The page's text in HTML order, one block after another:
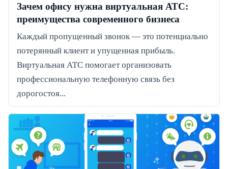
Зачем офису нужна виртуальная АТС:
преимущества современного бизнеса
Каждый пропущенный звонок — это потенциально
потерянный клиент и упущенная прибыль.
Виртуальная АТС помогает организовать
профессиональную телефонную связь без
дорогостоя...